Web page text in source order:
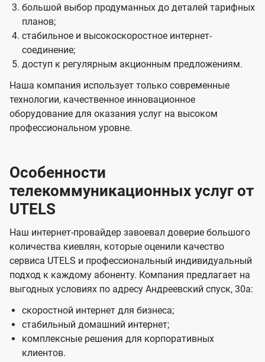
большой выбор продуманных до деталей тарифных
планов;
стабильное и высокоскоростное интернет-
соединение;
доступ к регулярным акционным предложениям.
Наша компания использует только современные
технологии, качественное инновационное
оборудование для оказания услуг на высоком
профессиональном уровне.
Особенности
телекоммуникационных услуг от
UTELS
Наш интернет-провайдер завоевал доверие большого
количества киевлян, которые оценили качество
сервиса UTELS и профессиональный индивидуальный
подход к каждому абоненту. Компания предлагает на
выгодных условиях по адресу Андреевский спуск, 30а:
скоростной интернет для бизнеса;
стабильный домашний интернет;
комплексные решения для корпоративных
клиентов.